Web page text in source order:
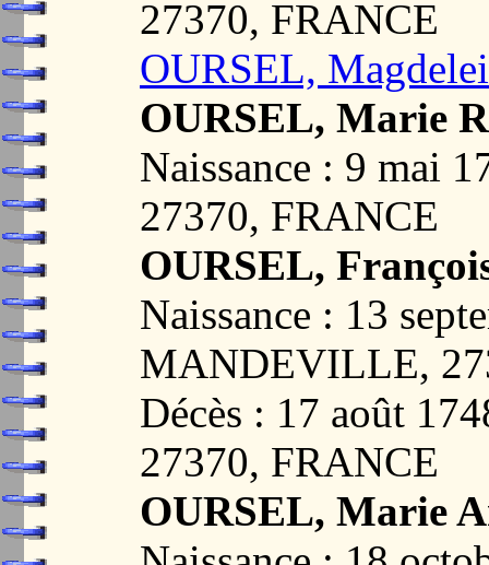
27370, FRANCE
OURSEL,
OURSEL, Marie
Naissance : 9 mai
27370, FRANCE
OURSEL,
Naissance : 13
MANDEVILLE,
Décès : 17 août
27370, FRANCE
OURSEL, Marie